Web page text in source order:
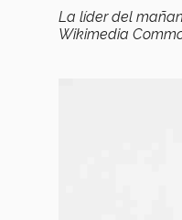
La líder del
Wikimedia